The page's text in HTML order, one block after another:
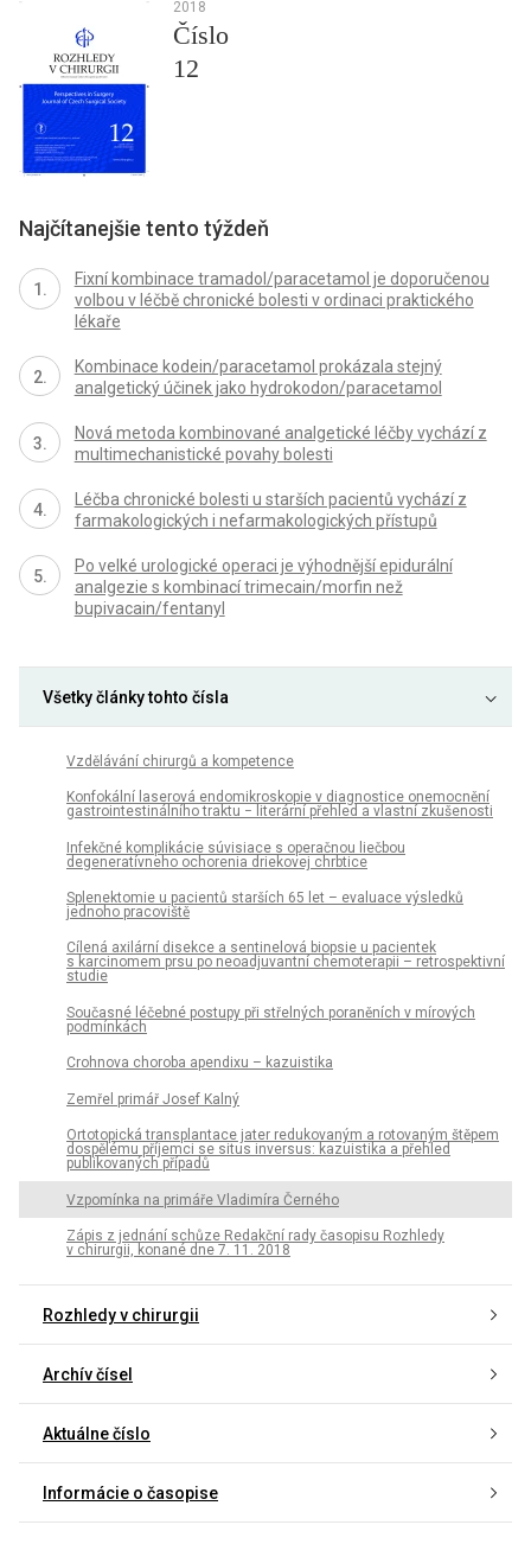
2018
Číslo
12
Najčítanejšie tento týždeň
Fixní kombinace tramadol/paracetamol je doporučenou
volbou v léčbě chronické bolesti v ordinaci praktického
lékaře
Kombinace kodein/paracetamol prokázala stejný
analgetický účinek jako hydrokodon/paracetamol
Nová metoda kombinované analgetické léčby vychází z
multimechanistické povahy bolesti
Léčba chronické bolesti u starších pacientů vychází z
farmakologických i nefarmakologických přístupů
Po velké urologické operaci je výhodnější epidurální
analgezie s kombinací trimecain/morfin než
bupivacain/fentanyl
Všetky články tohto čísla
Vzdělávání chirurgů a kompetence
Konfokální laserová endomikroskopie v diagnostice onemocnění
gastrointestinálního traktu − literární přehled a vlastní zkušenosti
Infekčné komplikácie súvisiace s operačnou liečbou
degeneratívneho ochorenia driekovej chrbtice
Splenektomie u pacientů starších 65 let – evaluace výsledků
jednoho pracoviště
Cílená axilární disekce a sentinelová biopsie u pacientek
s karcinomem prsu po neoadjuvantní chemoterapii – retrospektivní
studie
Současné léčebné postupy při střelných poraněních v mírových
podmínkách
Crohnova choroba apendixu – kazuistika
Zemřel primář Josef Kalný
Ortotopická transplantace jater redukovaným a rotovaným štěpem
dospělému příjemci se situs inversus: kazuistika a přehled
publikovaných případů
Vzpomínka na primáře Vladimíra Černého
Zápis z jednání schůze Redakční rady časopisu Rozhledy
v chirurgii, konané dne 7. 11. 2018
Rozhledy v chirurgii
Archív čísel
Aktuálne číslo
Informácie o časopise